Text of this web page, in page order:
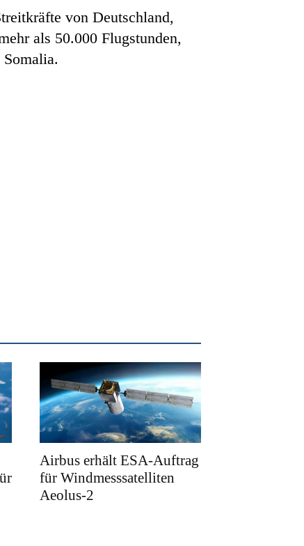
von Deutschland,
als 50.000 Flugstunden,
Airbus erhält ESA-Auftrag
für Windmesssatelliten
Aeolus-2